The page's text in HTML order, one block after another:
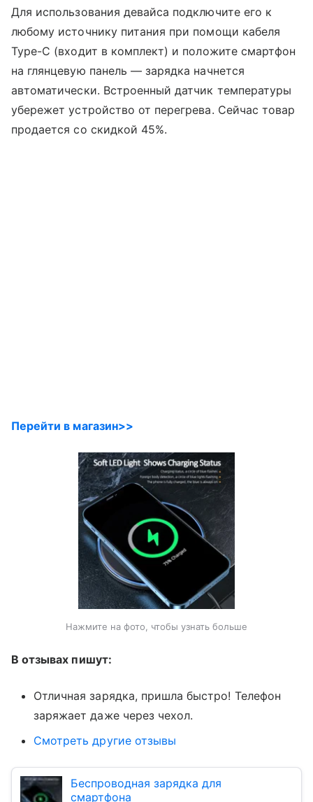
Для использования девайса подключите его к
любому источнику питания при помощи кабеля
Type-C (входит в комплект) и положите смартфон
на глянцевую панель — зарядка начнется
автоматически. Встроенный датчик температуры
убережет устройство от перегрева. Сейчас товар
продается со скидкой 45%.
Перейти в магазин>>
Нажмите на фото, чтобы узнать больше
В отзывах пишут:
Отличная зарядка, пришла быстро! Телефон
заряжает даже через чехол.
Смотреть другие отзывы
Беспроводная зарядка для
смартфона